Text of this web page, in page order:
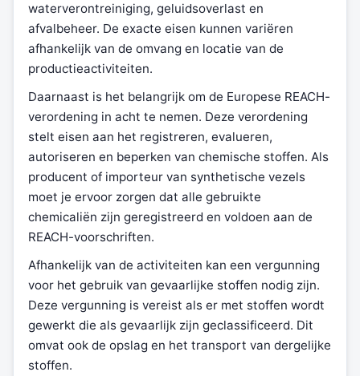
waterverontreiniging, geluidsoverlast en
afvalbeheer. De exacte eisen kunnen variëren
afhankelijk van de omvang en locatie van de
productieactiviteiten.
Daarnaast is het belangrijk om de Europese REACH-
verordening in acht te nemen. Deze verordening
stelt eisen aan het registreren, evalueren,
autoriseren en beperken van chemische stoffen. Als
producent of importeur van synthetische vezels
moet je ervoor zorgen dat alle gebruikte
chemicaliën zijn geregistreerd en voldoen aan de
REACH-voorschriften.
Afhankelijk van de activiteiten kan een vergunning
voor het gebruik van gevaarlijke stoffen nodig zijn.
Deze vergunning is vereist als er met stoffen wordt
gewerkt die als gevaarlijk zijn geclassificeerd. Dit
omvat ook de opslag en het transport van dergelijke
stoffen.